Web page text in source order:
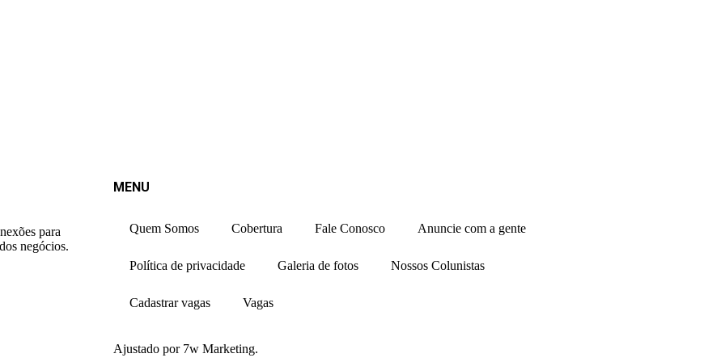
para
negócios.
MENU
Quem Somos Cobertura Fale Conosco Anuncie com a gente
Política de privacidade Galeria de fotos Nossos Colunistas
Cadastrar vagas Vagas
Ajustado por 7w Marketing.